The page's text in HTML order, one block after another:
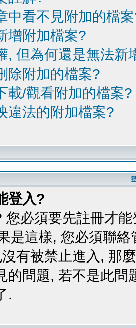
中看不見附加的檔
增附加檔案?
, 但為何還是無法新
除附加的檔案?
載/觀看附加的檔案?
違法的附加檔案?
登入?
您必須要先註冊才
是這樣, 您必須聯
有被禁止進入, 那
的問題, 若不是此
.